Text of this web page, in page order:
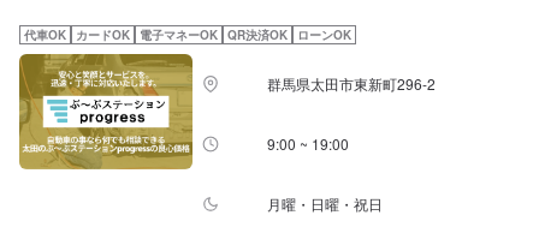
の際はお気をつけてお越しください。駐車スペースは事務所前の空いている
スペースに駐車してください。受付はスタッフへ「メンテモで予約しまし
た」とお伝えください。ご案内いたします。【定休日・営業時間】定休日：
日曜日、祝日営業時間：8:30~1７:00
代車OK カードOK 電子マネーOK QR決済OK ローンOK
群馬県太田市東新町296-2
9:00 ~ 19:00
月曜・日曜・祝日